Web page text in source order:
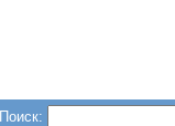
Поиск: